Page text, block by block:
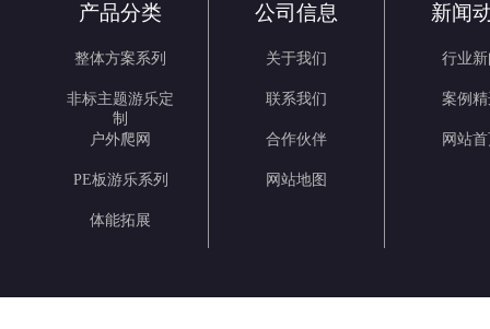
产品分类
整体方案系列
非标主题游乐定
制
户外爬网
PE板游乐系列
体能拓展
公司信息
关于我们
联系我们
合作伙伴
网站地图
新闻
行业
案例
网站